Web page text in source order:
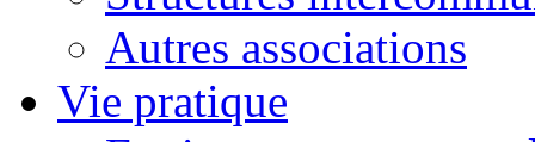
Autres associations
Vie pratique